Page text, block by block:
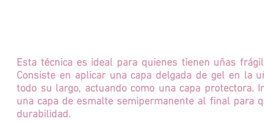
Esta técnica es ideal para quienes tienen uñas
Consiste en aplicar una capa delgada de gel en la
todo su largo, actuando como una capa protectora.
una capa de esmalte semipermanente al final para
durabilidad.